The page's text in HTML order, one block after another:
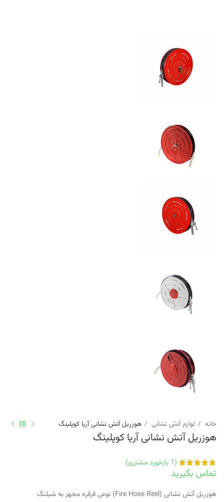
خانه لوازم آتش نشانی هوزریل آتش نشانی آریا کوپلینگ
هوزریل آتش نشانی آریا کوپلینگ
(
1 بازخورد مشتری)
تماس بگیرید
هوزریل آتش نشانی (Fire Hose Reel) نوعی قرقره مجهز به شیلنگ